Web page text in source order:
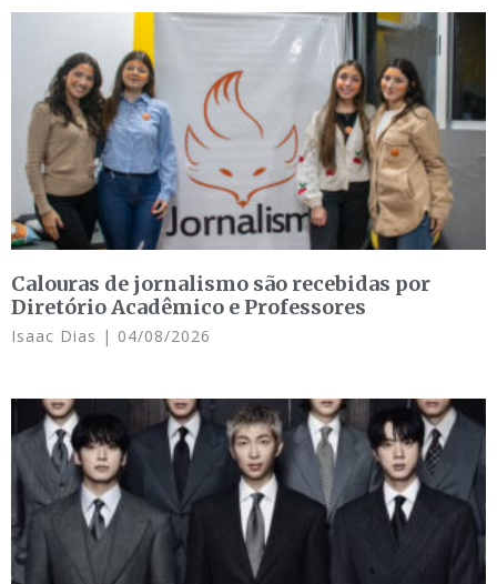
Calouras de jornalismo são recebidas por
Diretório Acadêmico e Professores
Isaac Dias 04/08/2026